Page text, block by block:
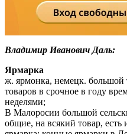
Владимир Иванович Даль:
Ярмарка
ж. ярмонка, немецк. большой
товаров в срочное в году
неделями;
В Малоросии большой
общие, на всякий товар, есть